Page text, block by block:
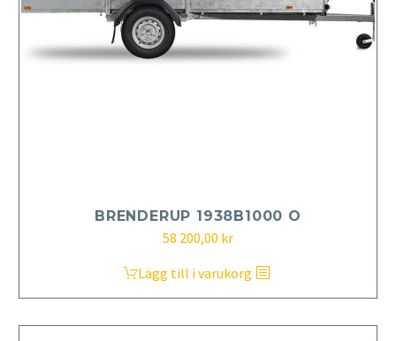
BRENDERUP 1938B1000 O
58 200,00 kr
Lägg till i varukorg